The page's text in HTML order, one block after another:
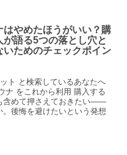
はやめたほうがいい？購
が語る5つの落とし穴と
いためのチェックポイン
ト と検索しているあなたへ
ナ をこれから利用 購入する
含めて押さえておきたい――
後悔を避けたいという発想